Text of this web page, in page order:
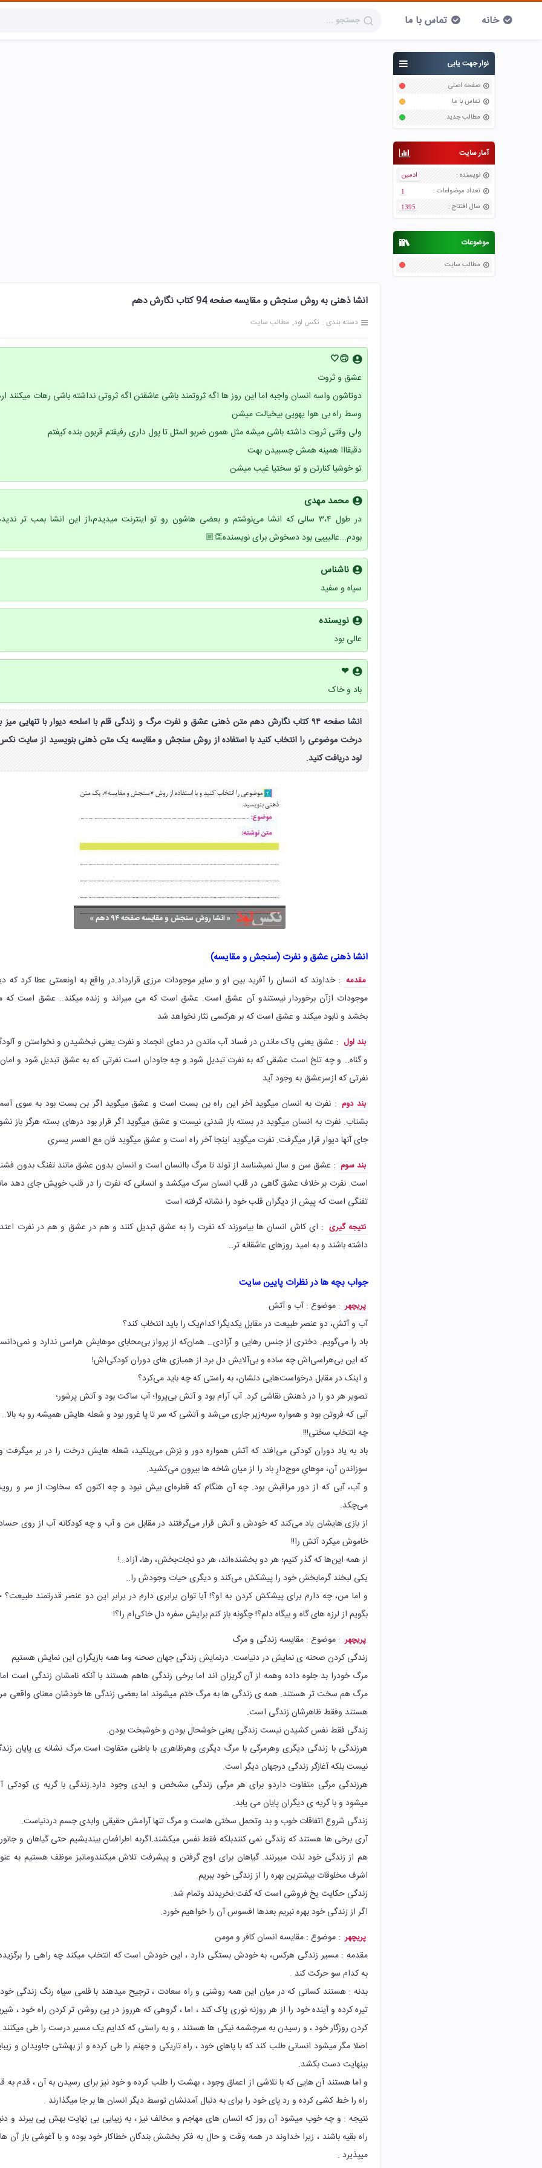
خانه تماس با ما
نوار جهت یابی
صفحه اصلی
تماس با ما
مطالب جدید
آمار سایت
نویسنده :
ادمین
تعداد موضواعات :
1
سال افتتاح :
1395
موضوعات
مطالب سایت
انشا ذهنی به روش سنجش و مقایسه صفحه 94 کتاب نگارش دهم
دسته بندی : نکس لود مطالب سایت
🙃🤍
عشق و ثروت
دوتاشون واسه انسان واجبه اما این روز ها اگه ثروتمند باشی عاشقتن اگه ثروتی نداشته باشی رهات میکنند
وسط راه بی هوا یهویی بیخیالت میشن
ولی وقتی ثروت داشته باشی میشه مثل همون ضربو المثل تا پول داری رفیقتم قربون بنده کیفتم
دقیقااا همینه همش چسبیدن بهت
تو خوشیا کنارتن و تو سختیا غیب میشن
محمد مهدی
در طول ۳،۴ سالی که انشا می‌نوشتم و بعضی هاشون رو تو اینترنت میدیدم،از این انشا بمب تر
بودم...عالیییی بود دسخوش برای نویسنده👏🏼
ناشناس
سیاه و سفید
نویسنده
عالی بود
❤
باد و خاک
انشا صفحه ۹۴ کتاب نگارش دهم متن ذهنی عشق و نفرت مرگ و زندگی قلم با اسلحه دیوار با تنهایی میز
درخت موضوعی را انتخاب کنید با استفاده از روش سنجش و مقایسه یک متن ذهنی بنویسید از سایت
لود دریافت کنید.
انشا ذهنی عشق و نفرت (سنجش و مقایسه)
مقدمه : خداوند که انسان را آفرید بین او و سایر موجودات مرزی قرارداد.در واقع به اونعمتی عطا کرد که
موجودات ازآن برخوردار نیستندو آن عشق است. عشق است که می میراند و زنده میکند‌.. عشق است که
بخشد و نابود میکند و عشق است که بر هرکسی نثار نخواهد شد
بند اول : عشق یعنی پاک ماندن در فساد آب ماندن در دمای انجماد و نفرت یعنی نبخشیدن و نخواستن و
و گناه… و چه تلخ است عشقی که به نفرت تبدیل شود و چه جاودان است نفرتی که به عشق تبدیل شود و امان
نفرتی که ازسرعشق به وجود آید
بند دوم : نفرت به انسان میگوید آخر این راه بن بست است و عشق میگوید اگر بن بست بود به سوی
بشتاب. نفرت به انسان میگوید در بسته باز شدنی نیست و عشق میگوید اگر قرار بود درهای بسته هرگز باز
جای آنها دیوار قرار میگرفت. نفرت میگوید اینجا آخر راه است و عشق میگوید فان مع العسر یسری
بند سوم : عشق سن و سال نمیشناسد از تولد تا مرگ باانسان است و انسان بدون عشق مانند تفنگ بدون
است. نفرت بر خلاف عشق گاهی در قلب انسان سرک میکشد و انسانی که نفرت را در قلب خویش جای دهد
تفنگی است که پیش از دیگران قلب خود را نشانه گرفته است
نتیجه گیری : ای کاش انسان ها بیاموزند که نفرت را به عشق تبدیل کنند و هم در عشق و هم در نفرت
داشته باشند و به امید روزهای عاشقانه تر..
جواب بچه ها در نظرات پایین سایت
پریچهر : موضوع : آب و آتش‌
آب و آتش، دو عنصر طبیعت در مقابل یکدیگر! کدام‌یک را باید انتخاب کند؟
باد را می‌گویم. دختری از جنس رهایی و آزادی… همان‌که از پرواز بی‌محابای موهایش هراسی ندارد و
که این بی‌هراسی‌اش چه ساده و بی‌آلایش دل برد از همبازی های دوران کودکی‌اش!
و اینک در مقابل درخواست‌هایی دلشان، به راستی که چه باید می‌کرد؟
تصویر هر دو را در ذهنش نقاشی کرد. آب آرام بود و آتش بی‌پروا؛ آب ساکت بود و آتش پرشور؛
آبی که فروتن بود و همواره سربه‌زیر جاری می‌شد و آتشی که سر تا پا غرور بود و شعله هایش همیشه رو به بالا…
چه انتخاب سختی!!!
باد به یاد دوران کودکی می‌افتد که آتش همواره دور و بَرَش می‌پلکید، شعله هایش درخت را در بر میگرفت
سوزاندن آن، موهایِ موج‌دارِ باد را از میان شاخه ها بیرون می‌کشید.
و آب، آبی که از دور مراقبش بود. چه آن هنگام که قطره‌ای بیش نبود و چه اکنون که سخاوت از سر و
می‌چکد.
از بازی هایشان یاد می‌کند که خودش و آتش قرار می‌گرفتند در مقابل من و آب و چه کودکانه آب از روی
خاموش میکرد آتش را!!
از همه این‌ها که گذر کنیم؛ هر دو بخشنده‌اند، هر دو نجات‌بخش، رها، آزاد…!
یکی لبخند گرمابخش خود را پیشکش می‌کند و دیگری حیات وجودش را…
و اما من، چه دارم برای پیشکش کردن به او؟! آیا توان برابری دارم در برابر این دو عنصر قدرتمند
بگویم از لرزه های گاه و بیگاه دلم؟! چگونه باز کنم برایش سفره دل خاکی‌ام را؟!
پریچهر : موضوع : مقایسه زندگی و مرگ
زندگی کردن صحنه ی نمایش در دنیاست. درنمایش زندگی جهان صحنه وما همه بازیگران این نمایش هستیم
مرگ خودرا بد جلوه داده وهمه از آن گریزان اند اما برخی زندگی هاهم هستند با آنکه نامشان زندگی است
مرگ هم سخت تر هستند. همه ی زندگی ها به مرگ ختم میشوند اما بعضی زندگی ها خودشان معنای واقعی
هستند وفقط ظاهرشان زندگی است.
زندگی فقط نفس کشیدن نیست زندگی یعنی خوشحال بودن و خوشبخت بودن.
هرزندگی با زندگی دیگری وهرمرگی با مرگ دیگری وهرظاهری با باطنی متفاوت است.مرگ نشانه ی پایان
نیست بلکه آغازگر زندگی درجهان دیگر است.
هرزندگی مرگی متفاوت داردو برای هر مرگی زندگی مشخص و ابدی وجود دارد.زندگی با گریه ی کودکی
میشود و با گریه ی دیگران پایان می یابد.
زندگی شروع اتفاقات خوب و بد وتحمل سختی هاست و مرگ تنها آرامش حقیقی وابدی جسم دردنیاست.
آری برخی ها هستند که زندگی نمی کنندبلکه فقط نفس میکشند.اگربه اطرافمان بیندیشیم حتی گیاهان و
هم از زندگی خود لذت میبرنند. گیاهان برای اوج گرفتن و پیشرفت تلاش میکنندومانیز موظف هستیم به
اشرف مخلوقات بیشترین بهره را از زندگی خود ببریم.
زندگی حکایت یخ فروشی است که گفت:نخریدند وتمام شد.
اگر از زندگی خود بهره نبریم بعدها افسوس آن را خواهیم خورد.
پریچهر : موضوع : مقایسه انسان کافر و مومن
مقدمه : مسیر زندگی هرکس، به خودش بستگی دارد ، این خودش است که انتخاب میکند چه راهی را
به کدام سو حرکت کند .
بدنه : هستند کسانی که در میان این همه روشنی و راه سعادت ، ترجیح میدهند با قلمی سیاه رنگ زندگی خود
تیره کرده و آینده خود را از هر روزنه نوری پاک کند ، اما ، گروهی که هرروز در پی روشن تر کردن راه خود ،
کردن روزگار خود ، و رسیدن به سرچشمه نیکی ها هستند ، و به راستی که کدایم یک مسیر درست را طی
اصلا مگر میشود انسانی طلب کند که با پاهای خود ، راه تاریکی و جهنم را طی کرده و از بهشتی جاویدان و
بینهایت دست بکشد.
و اما هستند آن هایی که با تلاشی از اعماق وجود ، بهشت را طلب کرده و خود نیز برای رسیدن به آن ، قدم به
راه را خط کشی کرده و رد پای خود را برای به دنبال آمدنشان توسط دیگر انسان ها بر جا میگذارند .
نتیجه : و چه خوب میشود آن روز که انسان های مهاجم و مخالف نیز ، به زیبایی بی نهایت بهش پی ببرند و
راه بقیه باشند ، زیرا خداوند در همه وقت و حال به فکر بخشش بندگان خطاکار خود بوده و با آغوشی باز آن
میپذیرد .